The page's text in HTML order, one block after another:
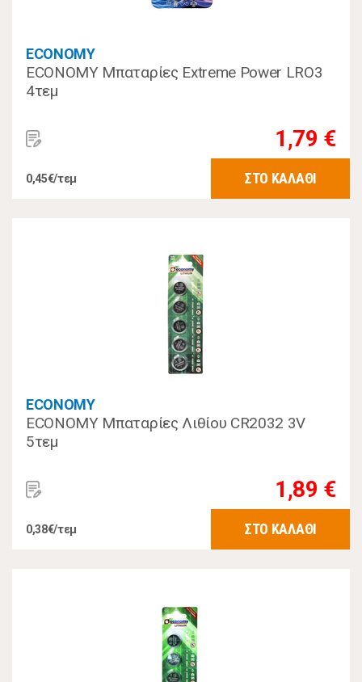
ECONOMY
ECONOMY Μπαταρίες Extreme Power LRO3
4τεμ
1,79 €
0,45€/τεμ ΣΤΟ ΚΑΛΑΘΙ
ECONOMY
ECONOMY Μπαταρίες Λιθίου CR2032 3V
5τεμ
1,89 €
0,38€/τεμ ΣΤΟ ΚΑΛΑΘΙ